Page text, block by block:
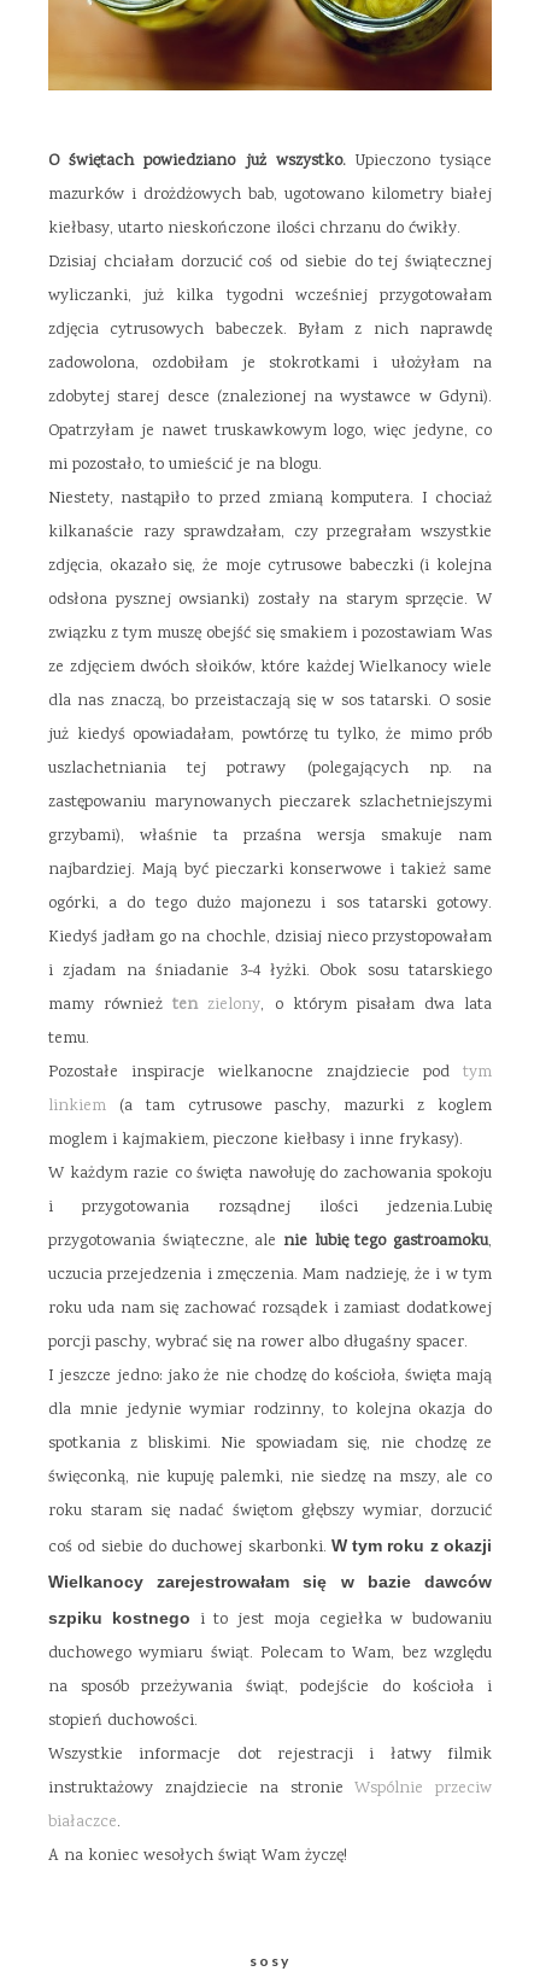
Oświętach powiedziano już wszystko.Upieczono tysiące
mazurków i drożdżowych bab, ugotowano kilometry białej
kiełbasy, utarto nieskończone ilości chrzanu do ćwikły.
Dzisiaj chciałam dorzucić coś od siebie do tej świątecznej
wyliczanki, już kilka tygodni wcześniej przygotowałam
zdjęcia cytrusowych babeczek. Byłam z nich naprawdę
zadowolona, ozdobiłam je stokrotkami i ułożyłam na
zdobytej starej desce (znalezionej na wystawce w Gdyni).
Opatrzyłam je nawet truskawkowym logo, więc jedyne, co
mi pozostało, to umieścić je na blogu.
Niestety, nastąpiło to przed zmianą komputera. I chociaż
kilkanaście razy sprawdzałam, czy przegrałam wszystkie
zdjęcia, okazało się, że moje cytrusowe babeczki (i kolejna
odsłona pysznej owsianki) zostały na starym sprzęcie. W
związku z tym muszę obejść się smakiem i pozostawiam Was
ze zdjęciem dwóch słoików, które każdej Wielkanocy wiele
dla nas znaczą, bo przeistaczają się w sos tatarski. O sosie
już kiedyś opowiadałam, powtórzę tu tylko, że mimo prób
uszlachetniania tej potrawy (polegających np. na
zastępowaniu marynowanych pieczarek szlachetniejszymi
grzybami), właśnie ta przaśna wersja smakuje nam
najbardziej. Mają być pieczarki konserwowe i takież same
ogórki, a do tego dużo majonezu i sos tatarski gotowy.
Kiedyś jadłam go na chochle, dzisiaj nieco przystopowałam
i zjadam na śniadanie 3-4 łyżki. Obok sosu tatarskiego
mamy równieżtenzielony, o którym pisałam dwa lata
temu.
Pozostałe inspiracje wielkanocne znajdziecie pod tym
linkiem (a tam cytrusowe paschy, mazurki z koglem
moglem i kajmakiem, pieczone kiełbasy i inne frykasy).
W każdym razie co święta nawołuję do zachowania spokoju
i przygotowania rozsądnej ilości jedzenia.Lubię
przygotowania świąteczne, ale nie lubię tego gastroamoku,
uczucia przejedzenia i zmęczenia. Mam nadzieję, że i w tym
roku uda nam się zachować rozsądek i zamiast dodatkowej
porcji paschy, wybrać się na rower albo długaśny spacer.
I jeszcze jedno: jako że nie chodzę do kościoła, święta mają
dla mnie jedynie wymiar rodzinny, to kolejna okazja do
spotkania z bliskimi. Nie spowiadam się, nie chodzę ze
święconką, nie kupuję palemki, nie siedzę na mszy, ale co
roku staram się nadać świętom głębszy wymiar, dorzucić
coś od siebie do duchowej skarbonki. W tym roku z okazji
Wielkanocy zarejestrowałam się w bazie dawców
szpiku kostnego
i to jest moja cegiełka w budowaniu
duchowego wymiaru świąt. Polecam to Wam, bez względu
na sposób przeżywania świąt, podejście do kościoła i
stopień duchowości.
Wszystkie informacje dot rejestracji i łatwy filmik
instruktażowy znajdziecie na stronie Wspólnie przeciw
białaczce.
A na koniec wesołych świąt Wam życzę!
sosy